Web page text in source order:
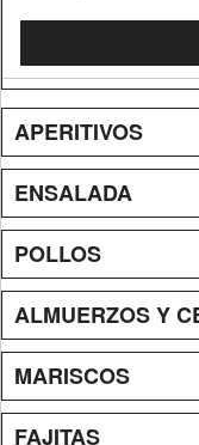
APERITIVOS
ENSALADA
POLLOS
ALMUERZOS Y
MARISCOS
FAJITAS